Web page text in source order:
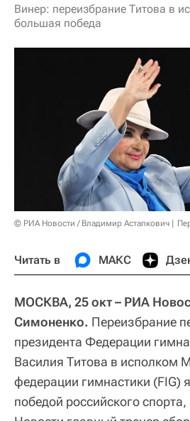
Винер: переизбрание Титова в
большая победа
© РИА Новости / Владимир Астапкович
Читать в МАКС
МОСКВА, 25 окт – РИА
Симоненко. Переизбрание
президента Федерации
Василия Титова в исполком
федерации гимнастики (FIG)
победой российского